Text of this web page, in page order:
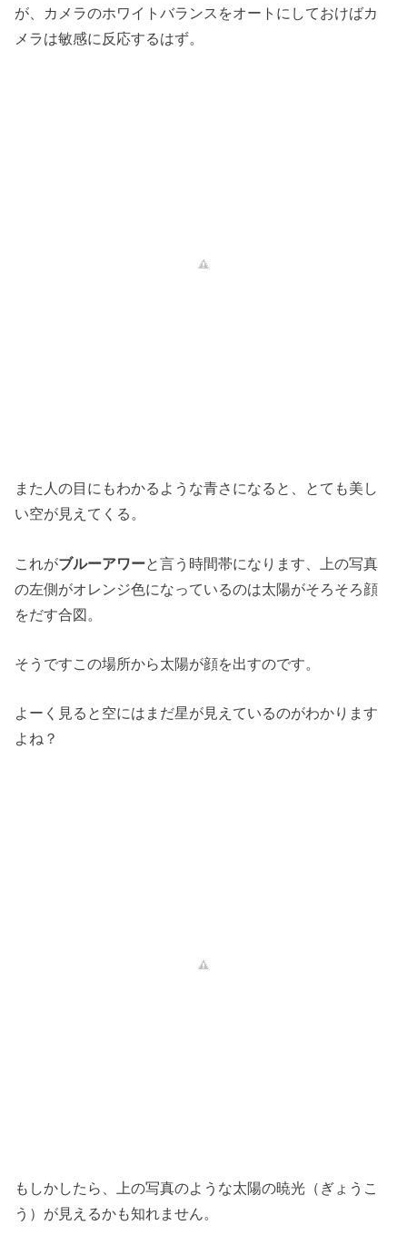
が、カメラのホワイトバランスをオートにしておけばカ
メラは敏感に反応するはず。
また人の目にもわかるような青さになると、とても美し
い空が見えてくる。
これがブルーアワーと言う時間帯になります、上の写真
の左側がオレンジ色になっているのは太陽がそろそろ顔
をだす合図。
そうですこの場所から太陽が顔を出すのです。
よーく見ると空にはまだ星が見えているのがわかります
よね？
もしかしたら、上の写真のような太陽の暁光（ぎょうこ
う）が見えるかも知れません。